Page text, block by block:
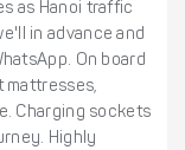
as Hanoi traffic
in advance and
On board
mattresses,
Charging sockets
Highly